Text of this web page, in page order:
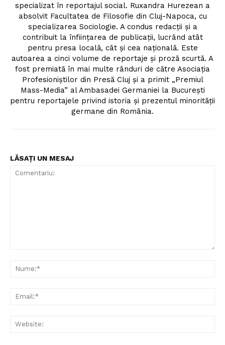
specializat în reportajul social. Ruxandra Hurezean a
absolvit Facultatea de Filosofie din Cluj-Napoca, cu
specializarea Sociologie. A condus redacții și a
contribuit la înființarea de publicații, lucrând atât
pentru presa locală, cât și cea națională. Este
autoarea a cinci volume de reportaje și proză scurtă. A
fost premiată în mai multe rânduri de către Asociația
Profesioniștilor din Presă Cluj și a primit „Premiul
Mass-Media” al Ambasadei Germaniei la București
pentru reportajele privind istoria și prezentul minorității
germane din România.
LĂSAȚI UN MESAJ